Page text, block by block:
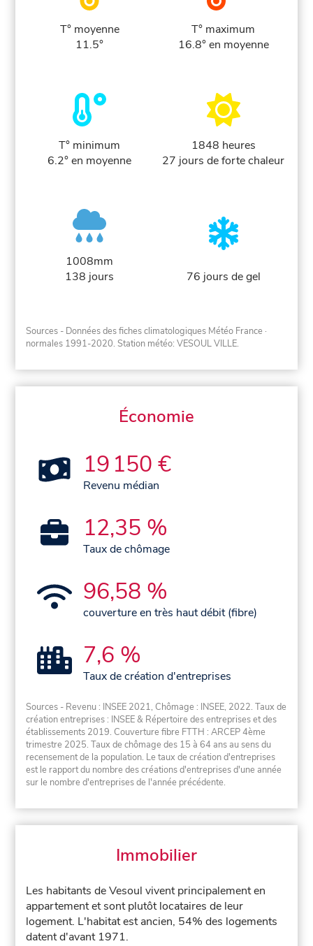
T° moyenne
11.5°
T° maximum
16.8° en moyenne
T° minimum
6.2° en moyenne
1848 heures
27 jours de forte chaleur
1008mm
138 jours
76 jours de gel
Sources - Données des fiches climatologiques Météo France ·
normales 1991-2020. Station météo: VESOUL VILLE.
Économie
19 150 €
Revenu médian
12,35 %
Taux de chômage
96,58 %
couverture en très haut débit (fibre)
7,6 %
Taux de création d'entreprises
Sources - Revenu : INSEE 2021, Chômage : INSEE, 2022. Taux de
création entreprises : INSEE & Répertoire des entreprises et des
établissements 2019. Couverture fibre FTTH : ARCEP 4ème
trimestre 2025. Taux de chômage des 15 à 64 ans au sens du
recensement de la population. Le taux de création d'entreprises
est le rapport du nombre des créations d'entreprises d'une année
sur le nombre d'entreprises de l'année précédente.
Immobilier
Les habitants de Vesoul vivent principalement en
appartement et sont plutôt locataires de leur
logement. L'habitat est ancien, 54% des logements
datent d'avant 1971.